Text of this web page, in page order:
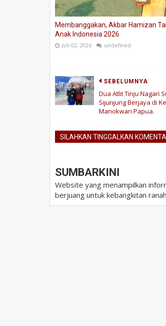
Membanggakan, Akbar Hamizan
Anak Indonesia 2026
Juli 02, 2026 undefined
SEBELUMNYA
Dua Atlit Tinju Nagari
Sijunjung Berjaya di
Manokwari Papua.
SILAHKAN TINGGALKAN
SUMBARKINI
Website yang menampilkan
berjuang untuk kebangkitan